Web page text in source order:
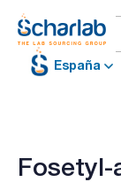
España